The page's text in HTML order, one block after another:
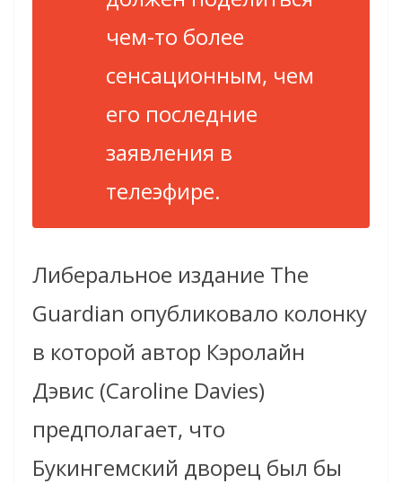
чем-то более
сенсационным, чем
его последние
заявления в
телеэфире.
Либеральное издание The
Guardian опубликовало колонку
в которой автор Кэролайн
Дэвис (Caroline Davies)
предполагает, что
Букингемский дворец был бы